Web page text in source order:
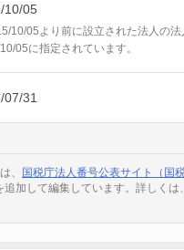
10/05
10/05より前に設立された法人の法
05に指定されています。
07/31
、 国税庁法人番号公表サイト（国税
加して編集しています。詳しくは、